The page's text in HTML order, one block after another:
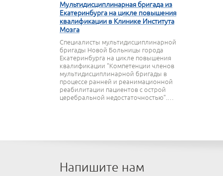
Мультидисциплинарная бригада из
Екатеринбурга на цикле повышения
квалификации в Клинике Института
Мозга
Специалисты мультидисциплинарной
бригады Новой Больницы города
Екатеринбурга на цикле повышения
квалификации "Компетенции членов
мультидисциплинарной бригады в
процессе ранней и реанимационной
реабилитации пациентов с острой
церебральной недостаточностью".…
Напишите нам